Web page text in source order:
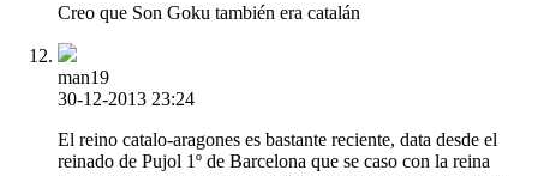
Creo que Son Goku también era catalán
man19
30-12-2013 23:24
El reino catalo-aragones es bastante reciente, data desde el
reinado de Pujol 1º de Barcelona que se caso con la reina